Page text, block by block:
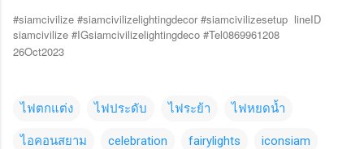
#siamcivilize #siamcivilizelightingdecor #siamcivilizesetup lineID
siamcivilize #IGsiamcivilizelightingdeco #Tel0869961208
26Oct2023
ไฟตกแต่ง ไฟประดับ ไฟระย้า ไฟหยดน้ำ
ไอคอนสยาม celebration fairylights iconsiam